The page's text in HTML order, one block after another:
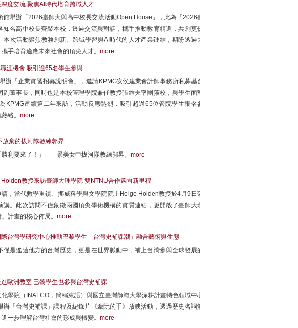
度交流 聚焦AI時代培育跨域人才
舉辦「2026臺師大與高中校長交流活動Open House」，此為「2026臺
名高中校長齊聚本校，透過交流與對話，攜手推動教育精進，共創更優
次活動聚焦教務創新、跨域學習與AI時代的人才產業鏈結，期盼透過大
手培育適應未來社會的頂尖人才。 more
涯機會 吸引逾65名學生參與
辦「企業實習招募說明會」，邀請KPMG安侯建業會計師事務所私募基金
董事長，同時也是本校管理學院兼任教授張維夫率團蒞校，與學生面對
KPMG連續第二年來訪，活動反應熱烈，吸引超過65位管院學生報名參
絡。 more
放棄的拔河隊教練郭昇
利要來了！」——景美女中拔河隊教練郭昇。 more
教授來訪臺師大理學院 雙NTNU合作邁向新里程
，當代數學重鎮、挪威科學與文學院院士Helge Holden教授於4月9日蒞
。此次訪問不僅象徵兩國頂尖學術機構的實質連結，更開啟了臺師大理
計畫的核心佈局。 more
台灣學研究中心推動巴黎學生「台灣史補課潮」融合藝術與生態
是遙遠他方的台灣歷史，更是在世界脈動中，補上台灣參與全球發展的
歐洲教室 巴黎學生也參與台灣史補課
學院（INALCO，簡稱東語）與國立臺灣師範大學深耕計畫特色領域中心
「台灣史補課」課程及紀錄片《牽阮的手》放映活動，透過歷史名詞解
一步理解台灣社會的形成與轉變。 more